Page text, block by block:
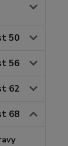
50
56
62
68